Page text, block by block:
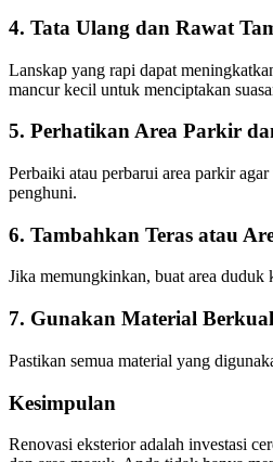
4. Tata Ulang dan Rawat
Lanskap yang rapi dapat
mancur kecil untuk menciptakan
5. Perhatikan Area Parkir
Perbaiki atau perbarui area parkir
penghuni.
6. Tambahkan Teras atau
Jika memungkinkan, buat area duduk
7. Gunakan Material
Pastikan semua material yang
Kesimpulan
Renovasi eksterior adalah investasi